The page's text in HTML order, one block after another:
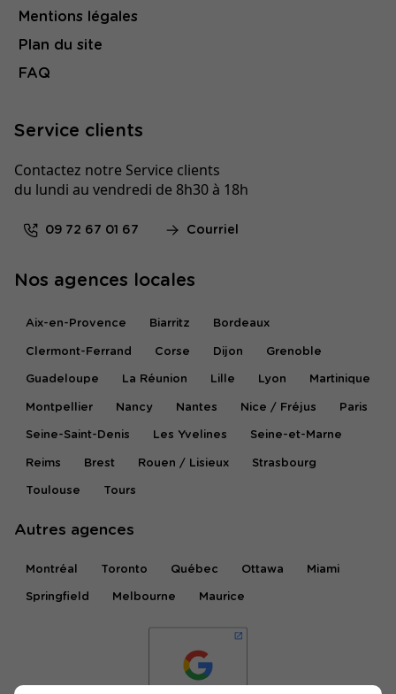
Mentions légales
Plan du site
FAQ
Service clients
Contactez notre Service clients
du lundi au vendredi de 8h30 à 18h
09 72 67 01 67 Courriel
Nos agences locales
Aix-en-Provence Biarritz Bordeaux
Clermont-Ferrand Corse Dijon Grenoble
Guadeloupe La Réunion Lille Lyon Martinique
Montpellier Nancy Nantes Nice / Fréjus Paris
Seine-Saint-Denis Les Yvelines Seine-et-Marne
Reims Brest Rouen / Lisieux Strasbourg
Toulouse Tours
Autres agences
Montréal Toronto Québec Ottawa Miami
Springfield Melbourne Maurice